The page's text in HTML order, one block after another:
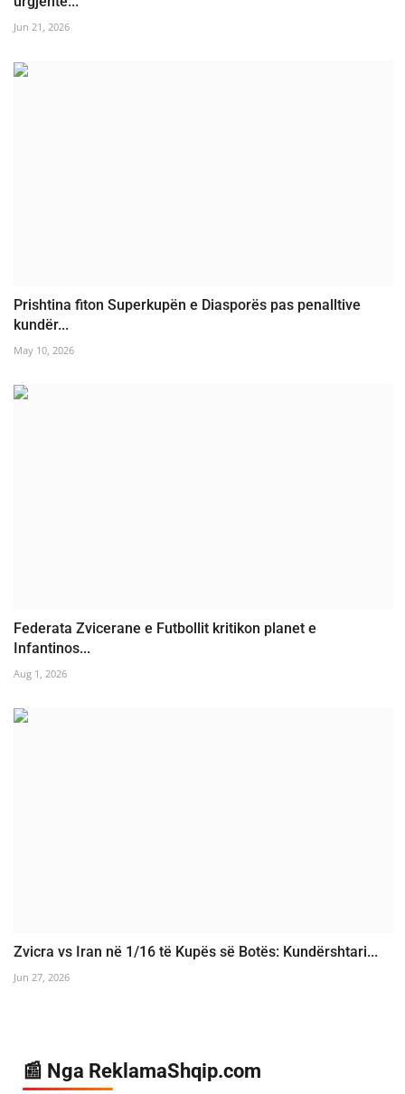
Jun 21, 2026
Prishtina fiton Superkupën e Diasporës pas penalltive
kundër...
May 10, 2026
Federata Zvicerane e Futbollit kritikon planet e
Infantinos...
Aug 1, 2026
Zvicra vs Iran në 1/16 të Kupës së Botës: Kundërshtari...
Jun 27, 2026
📰 Nga ReklamaShqip.com